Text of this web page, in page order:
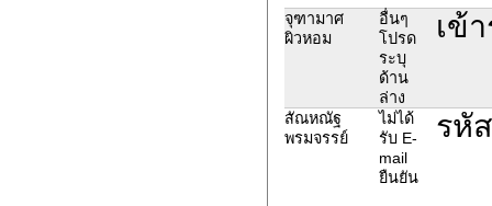
จุฑามาศ
ผิวหอม
อื่นๆ
โปรด
ระบุ
ด้าน
ล่าง
เข้
สัณหณัฐ
พรมจรรย์
ไม่ได้
รับ E-
mail
ยืนยัน
รหั